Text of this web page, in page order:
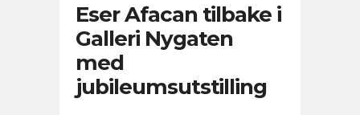
Eser Afacan tilbake i
Galleri Nygaten
med
jubileumsutstilling